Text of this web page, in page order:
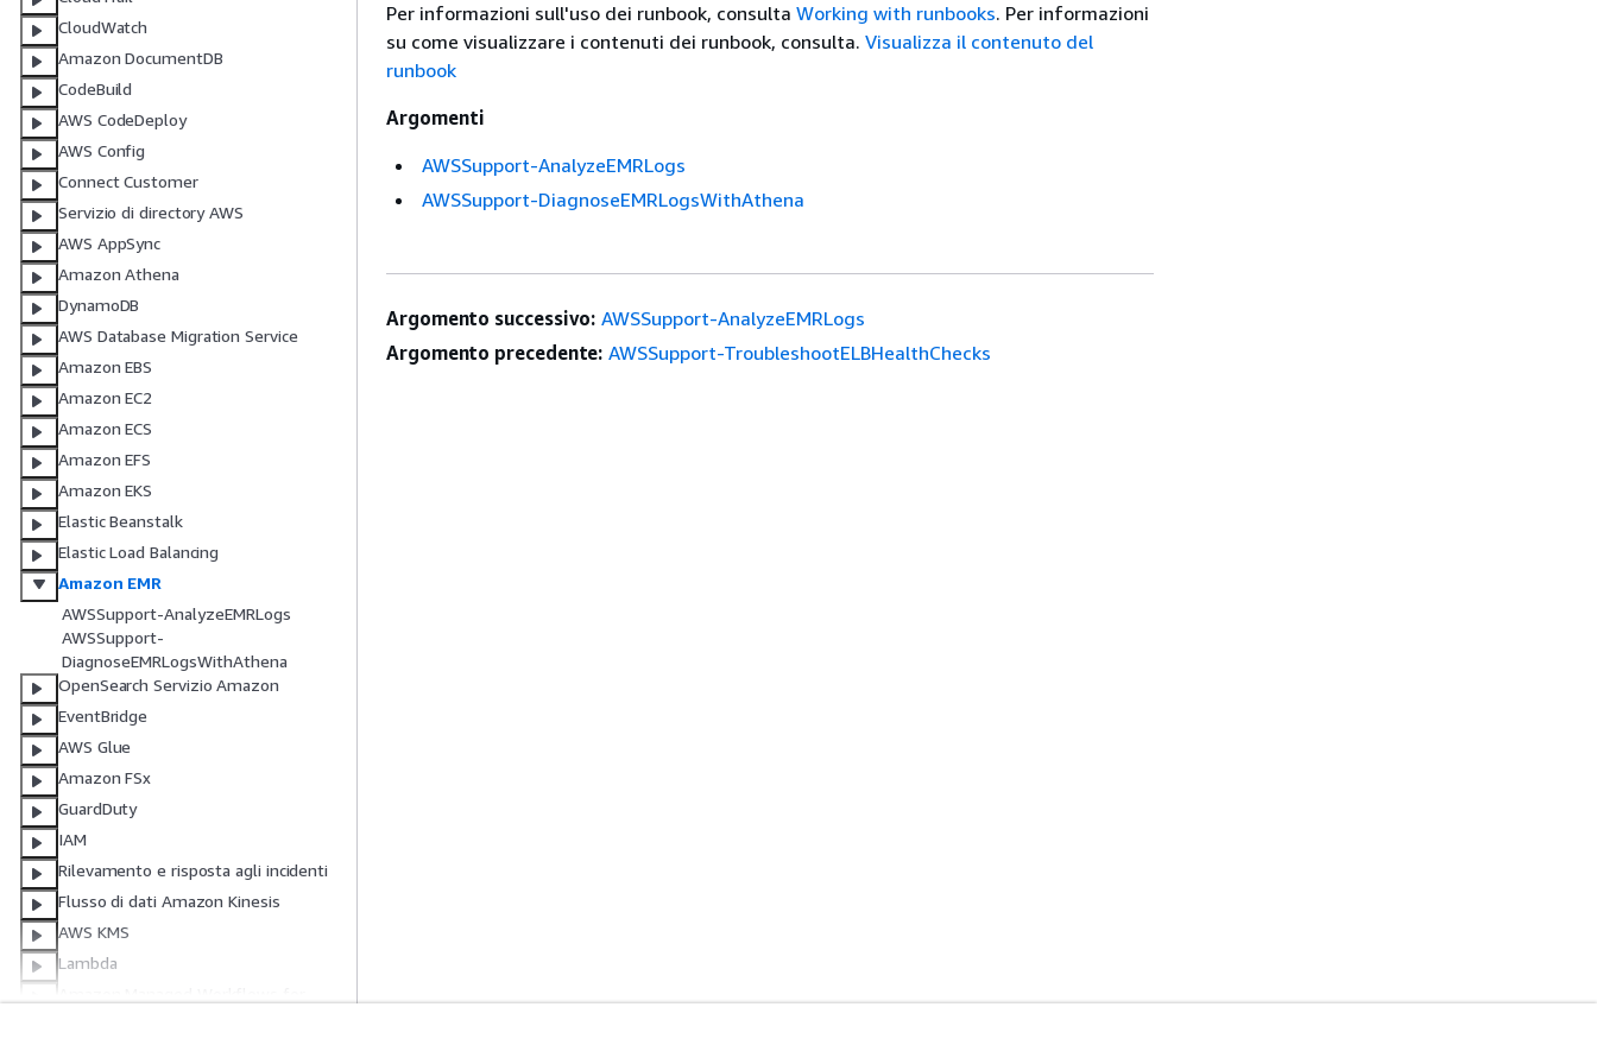
CloudWatch
Amazon DocumentDB
CodeBuild
AWS CodeDeploy
AWS Config
Connect Customer
Servizio di directory AWS
AWS AppSync
Amazon Athena
DynamoDB
AWS Database Migration Service
Amazon EBS
Amazon EC2
Amazon ECS
Amazon EFS
Amazon EKS
Elastic Beanstalk
Elastic Load Balancing
Amazon EMR
AWSSupport-AnalyzeEMRLogs
AWSSupport-
DiagnoseEMRLogsWithAthena
OpenSearch Servizio Amazon
EventBridge
AWS Glue
Amazon FSx
GuardDuty
IAM
Rilevamento e risposta agli incidenti
Flusso di dati Amazon Kinesis
AWS KMS
Lambda
Per informazioni sull'uso dei runbook, consulta Working with runbooks. Per informazioni
su come visualizzare i contenuti dei runbook, consulta. Visualizza il contenuto del
runbook
Argomenti
AWSSupport-AnalyzeEMRLogs
AWSSupport-DiagnoseEMRLogsWithAthena
Argomento successivo: AWSSupport-AnalyzeEMRLogs
Argomento precedente: AWSSupport-TroubleshootELBHealthChecks